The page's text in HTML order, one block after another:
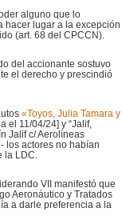
alguno que lo
hacer lugar a la excepción
(art. 68 del CPCCN).
del accionante sostuvo
el derecho y prescindió
«Toyos, Julia Tamara y
el 11/04/24] y “Jalif,
Jalif c/ Aerolíneas
los actores no habían
la LDC.
VII manifestó que
Aeronáutico y Tratados
a darle preferencia a la